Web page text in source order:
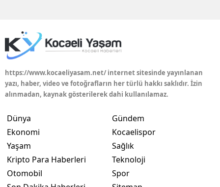
Tokat
https://www.kocaeliyasam.net/ internet sitesinde yayınlanan
yazı, haber, video ve fotoğrafların her türlü hakkı saklıdır. İzin
alınmadan, kaynak gösterilerek dahi kullanılamaz.
Dünya
Ekonomi
Yaşam
Kripto Para Haberleri
Otomobil
Gündem
Kocaelispor
Sağlık
Teknoloji
Spor